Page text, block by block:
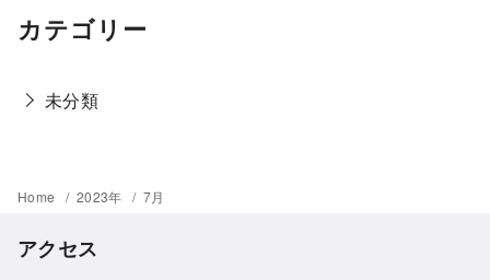
カテゴリー
未分類
Home 2023年 7月
アクセス